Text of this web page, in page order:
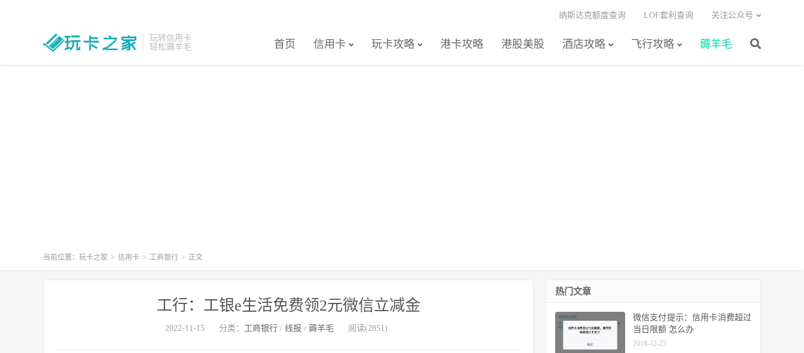
玩转信用卡
轻松薅羊毛
首页 信用卡 玩卡攻略 港卡攻略 港股美股 酒店攻略 飞行攻略 薅羊毛
纳斯达克额度查询 LOF套利查询 关注公众号
当前位置： 玩卡之家 > 信用卡 > 工商银行 > 正文
工行：工银e生活免费领2元微信立减金
2022-11-15 分类： 工商银行 / 线报 / 薅羊毛 阅读(2851)
热门文章
微信支付提示：信用卡消费超过
当日限额 怎么办
2018-12-23